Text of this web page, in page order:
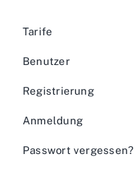
Tarife
Benutzer
Registrierung
Anmeldung
Passwort vergessen?